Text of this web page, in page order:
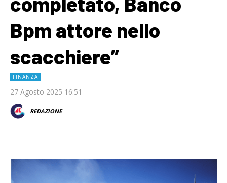
Bpm attore nello
scacchiere”
FINANZA
27 Agosto 2025 16:51
REDAZIONE